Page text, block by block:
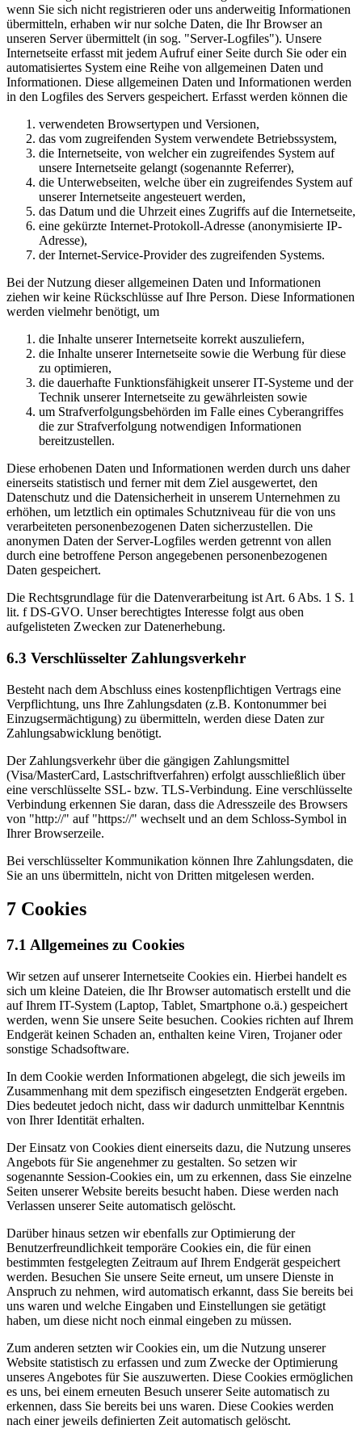
wenn Sie sich nicht registrieren oder uns anderweitig Informationen
übermitteln, erhaben wir nur solche Daten, die Ihr Browser an
unseren Server übermittelt (in sog. "Server-Logfiles"). Unsere
Internetseite erfasst mit jedem Aufruf einer Seite durch Sie oder ein
automatisiertes System eine Reihe von allgemeinen Daten und
Informationen. Diese allgemeinen Daten und Informationen werden
in den Logfiles des Servers gespeichert. Erfasst werden können die
verwendeten Browsertypen und Versionen,
das vom zugreifenden System verwendete Betriebssystem,
die Internetseite, von welcher ein zugreifendes System auf
unsere Internetseite gelangt (sogenannte Referrer),
die Unterwebseiten, welche über ein zugreifendes System auf
unserer Internetseite angesteuert werden,
das Datum und die Uhrzeit eines Zugriffs auf die Internetseite,
eine gekürzte Internet-Protokoll-Adresse (anonymisierte IP-
Adresse),
der Internet-Service-Provider des zugreifenden Systems.
Bei der Nutzung dieser allgemeinen Daten und Informationen
ziehen wir keine Rückschlüsse auf Ihre Person. Diese Informationen
werden vielmehr benötigt, um
die Inhalte unserer Internetseite korrekt auszuliefern,
die Inhalte unserer Internetseite sowie die Werbung für diese
zu optimieren,
die dauerhafte Funktionsfähigkeit unserer IT-Systeme und der
Technik unserer Internetseite zu gewährleisten sowie
um Strafverfolgungsbehörden im Falle eines Cyberangriffes
die zur Strafverfolgung notwendigen Informationen
bereitzustellen.
Diese erhobenen Daten und Informationen werden durch uns daher
einerseits statistisch und ferner mit dem Ziel ausgewertet, den
Datenschutz und die Datensicherheit in unserem Unternehmen zu
erhöhen, um letztlich ein optimales Schutzniveau für die von uns
verarbeiteten personenbezogenen Daten sicherzustellen. Die
anonymen Daten der Server-Logfiles werden getrennt von allen
durch eine betroffene Person angegebenen personenbezogenen
Daten gespeichert.
Die Rechtsgrundlage für die Datenverarbeitung ist Art. 6 Abs. 1 S. 1
lit. f DS-GVO. Unser berechtigtes Interesse folgt aus oben
aufgelisteten Zwecken zur Datenerhebung.
6.3 Verschlüsselter Zahlungsverkehr
Besteht nach dem Abschluss eines kostenpflichtigen Vertrags eine
Verpflichtung, uns Ihre Zahlungsdaten (z.B. Kontonummer bei
Einzugsermächtigung) zu übermitteln, werden diese Daten zur
Zahlungsabwicklung benötigt.
Der Zahlungsverkehr über die gängigen Zahlungsmittel
(Visa/MasterCard, Lastschriftverfahren) erfolgt ausschließlich über
eine verschlüsselte SSL- bzw. TLS-Verbindung. Eine verschlüsselte
Verbindung erkennen Sie daran, dass die Adresszeile des Browsers
von "http://" auf "https://" wechselt und an dem Schloss-Symbol in
Ihrer Browserzeile.
Bei verschlüsselter Kommunikation können Ihre Zahlungsdaten, die
Sie an uns übermitteln, nicht von Dritten mitgelesen werden.
7 Cookies
7.1 Allgemeines zu Cookies
Wir setzen auf unserer Internetseite Cookies ein. Hierbei handelt es
sich um kleine Dateien, die Ihr Browser automatisch erstellt und die
auf Ihrem IT-System (Laptop, Tablet, Smartphone o.ä.) gespeichert
werden, wenn Sie unsere Seite besuchen. Cookies richten auf Ihrem
Endgerät keinen Schaden an, enthalten keine Viren, Trojaner oder
sonstige Schadsoftware.
In dem Cookie werden Informationen abgelegt, die sich jeweils im
Zusammenhang mit dem spezifisch eingesetzten Endgerät ergeben.
Dies bedeutet jedoch nicht, dass wir dadurch unmittelbar Kenntnis
von Ihrer Identität erhalten.
Der Einsatz von Cookies dient einerseits dazu, die Nutzung unseres
Angebots für Sie angenehmer zu gestalten. So setzen wir
sogenannte Session-Cookies ein, um zu erkennen, dass Sie einzelne
Seiten unserer Website bereits besucht haben. Diese werden nach
Verlassen unserer Seite automatisch gelöscht.
Darüber hinaus setzen wir ebenfalls zur Optimierung der
Benutzerfreundlichkeit temporäre Cookies ein, die für einen
bestimmten festgelegten Zeitraum auf Ihrem Endgerät gespeichert
werden. Besuchen Sie unsere Seite erneut, um unsere Dienste in
Anspruch zu nehmen, wird automatisch erkannt, dass Sie bereits bei
uns waren und welche Eingaben und Einstellungen sie getätigt
haben, um diese nicht noch einmal eingeben zu müssen.
Zum anderen setzten wir Cookies ein, um die Nutzung unserer
Website statistisch zu erfassen und zum Zwecke der Optimierung
unseres Angebotes für Sie auszuwerten. Diese Cookies ermöglichen
es uns, bei einem erneuten Besuch unserer Seite automatisch zu
erkennen, dass Sie bereits bei uns waren. Diese Cookies werden
nach einer jeweils definierten Zeit automatisch gelöscht.